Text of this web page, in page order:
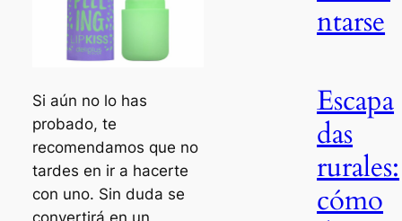
Si aún no lo has
probado, te
recomendamos que no
tardes en ir a hacerte
con uno. Sin duda se
convertirá en un
ntarse
Escapa
das
rurales:
cómo